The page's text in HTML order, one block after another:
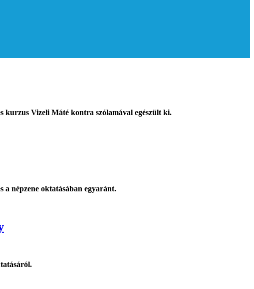
kurzus Vizeli Máté kontra szólamával egészült ki.
a népzene oktatásában egyaránt.